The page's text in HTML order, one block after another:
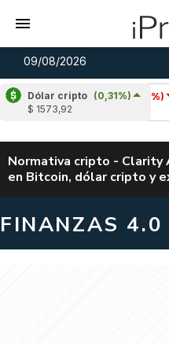
09/08/2026
Dólar cripto (0,31%)
$ 1573,92
Cardano
(-0,23%)
u$s 0,20
Normativa cripto - Clarity
en Bitcoin, dólar cripto y
FINANZAS 4.0